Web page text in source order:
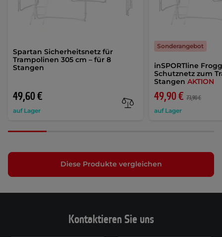
Spartan Sicherheitsnetz für
Trampolinen 305 cm – für 8
Stangen
49,60 €
auf Lager
inSPORTline
Schutznetz zum
StangenAKTION
49,90 € 73,90 €
auf Lager
Sonderangebot
Diese Produkte vergleichen
Kontaktieren Sie uns